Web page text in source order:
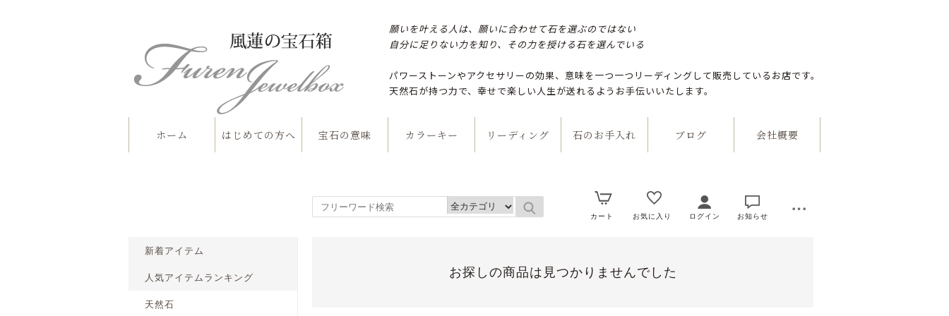
願いを叶える人は、願いに合わせて石を選ぶのではない
自分に足りない力を知り、その力を授ける石を選んでいる
パワーストーンやアクセサリーの効果、意味を一つ一つリーディングして販売しているお店です。
天然石が持つ力で、幸せで楽しい人生が送れるようお手伝いいたします。
ホーム はじめての方へ 宝石の意味 カラーキー リーディング 石のお手入れ ブログ 会社概要
カート お気に入り ログイン お知らせ
新着アイテム
人気アイテムランキング
天然石
お探しの商品は見つかりませんでした